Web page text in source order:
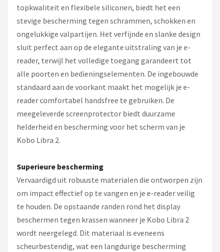
topkwaliteit en flexibele siliconen, biedt het een
stevige bescherming tegen schrammen, schokken en
ongelukkige valpartijen. Het verfijnde en slanke design
sluit perfect aan op de elegante uitstraling van je e-
reader, terwijl het volledige toegang garandeert tot
alle poorten en bedieningselementen. De ingebouwde
standaard aan de voorkant maakt het mogelijk je e-
reader comfortabel handsfree te gebruiken. De
meegeleverde screenprotector biedt duurzame
helderheid en bescherming voor het scherm van je
Kobo Libra 2.
Superieure bescherming
Vervaardigd uit robuuste materialen die ontworpen zijn
om impact effectief op te vangen en je e-reader veilig
te houden. De opstaande randen rond het display
beschermen tegen krassen wanneer je Kobo Libra 2
wordt neergelegd. Dit materiaal is eveneens
scheurbestendig, wat een langdurige bescherming